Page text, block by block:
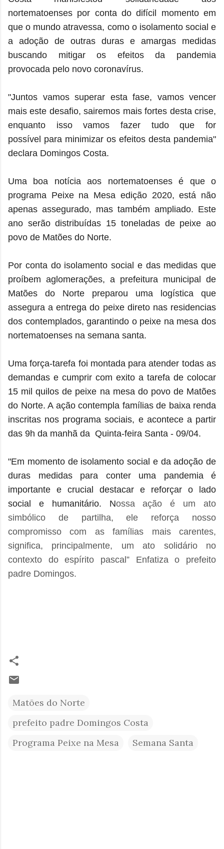
nortematoenses por conta do difícil momento em
que o mundo atravessa, como o isolamento social e
a adoção de outras duras e amargas medidas
buscando mitigar os efeitos da pandemia
provocada pelo novo coronavírus.
"Juntos vamos superar esta fase, vamos vencer
mais este desafio, sairemos mais fortes desta crise,
enquanto isso vamos fazer tudo que for
possível para minimizar os efeitos desta pandemia"
declara Domingos Costa.
Uma boa notícia aos nortematoenses é que o
programa Peixe na Mesa edição 2020, está não
apenas assegurado, mas também ampliado. Este
ano serão distribuídas 15 toneladas de peixe ao
povo de Matões do Norte.
Por conta do isolamento social e das medidas que
proíbem aglomerações, a prefeitura municipal de
Matões do Norte preparou uma logística que
assegura a entrega do peixe direto nas residencias
dos contemplados, garantindo o peixe na mesa dos
nortematoenses na semana santa.
Uma força-tarefa foi montada para atender todas as
demandas e cumprir com exito a tarefa de colocar
15 mil quilos de peixe na mesa do povo de Matões
do Norte. A ação contempla famílias de baixa renda
inscritas nos programa sociais, eacontece a partir
das 9h da manhã da Quinta-feira Santa - 09/04.
"Em momento de isolamento social e da adoção de
duras medidas para conter uma pandemia é
importante e crucial destacar e reforçar o lado
social e humanitário. Nossa ação é um ato
simbólico de partilha, ele reforça nosso
compromisso com as famílias mais carentes,
significa, principalmente, um ato solidário no
contexto do espírito pascal” Enfatiza o prefeito
padre Domingos.
Matões do Norte
prefeito padre Domingos Costa
Programa Peixe na Mesa
Semana Santa